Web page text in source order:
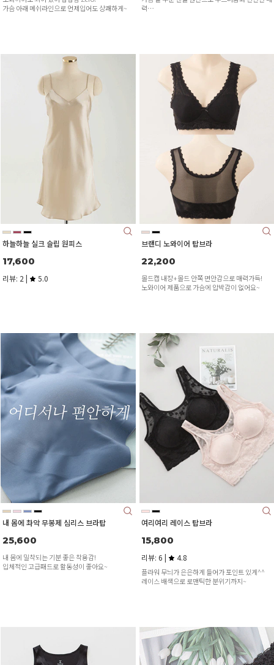
가슴 아래 메쉬라인으로 언제입어도 상쾌하게~
력
하늘하늘 실크 슬립 원피스
17,600
리뷰: 2 | 5.0
브랜디 노와이어 탑브라
22,200
몰드캡 내장+몰드 안쪽 면안감으로 매력가득!
노와이어 제품으로 가슴에 압박감이 없어요~
내 몸에 촤악 무봉제 심리스 브라탑
25,600
내 몸에 밀착되는 기분 좋은 착용감!
입체적인 고급패드로 활동성이 좋아요~
여리여리 레이스 탑브라
15,800
리뷰: 6 | 4.8
플라워 무늬가 은은하게 들어가 포인트 있게^^
레이스 배색으로 로맨틱한 분위기까지~